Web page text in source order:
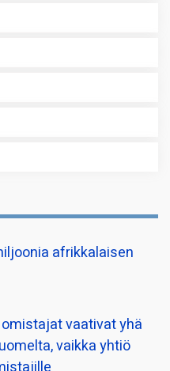
afrikkalaisen
vaativat yhä
vaikka yhtiö